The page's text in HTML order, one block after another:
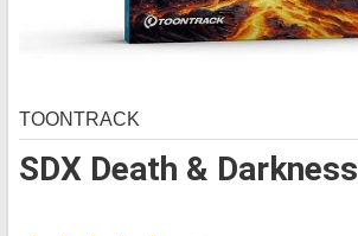
SDX Death & Darkness
TOONTRACK